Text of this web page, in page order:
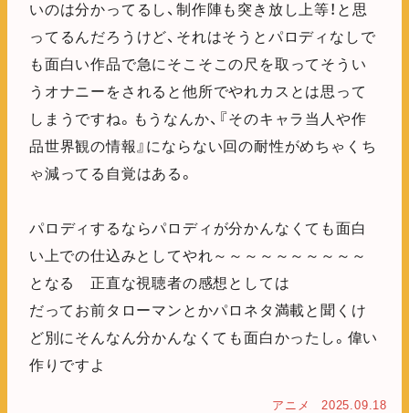
いのは分かってるし、制作陣も突き放し上等！と思
ってるんだろうけど、それはそうとパロディなしで
も面白い作品で急にそこそこの尺を取ってそうい
うオナニーをされると他所でやれカスとは思って
しまうですね。もうなんか、『そのキャラ当人や作
品世界観の情報』にならない回の耐性がめちゃくち
ゃ減ってる自覚はある。
パロディするならパロディが分かんなくても面白
い上での仕込みとしてやれ～～～～～～～～～～
となる 正直な視聴者の感想としては
だってお前タローマンとかパロネタ満載と聞くけ
ど別にそんなん分かんなくても面白かったし。偉い
作りですよ
アニメ 2025.09.18